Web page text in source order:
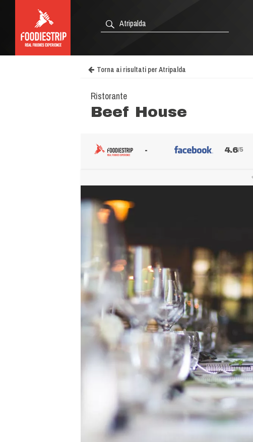
Torna ai risultati per Atripalda
Ristorante
Beef House
- 4.6/5